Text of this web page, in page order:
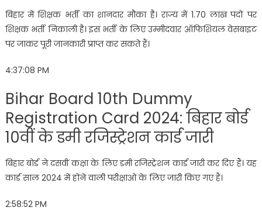
बिहार में शिक्षक भर्ती का शानदार मौका है। राज्य में 1.70 लाख पदों पर
शिक्षक भर्ती निकाली है। इस भर्ती के लिए उम्मीदवार ऑफिशियल वेसबाइट
पर जाकर पूरी जानकारी प्राप्त कर सकते हैं।
4:37:08 PM
Bihar Board 10th Dummy
Registration Card 2024: बिहार बोर्ड
10वीं के डमी रजिस्ट्रेशन कार्ड जारी
बिहार बोर्ड ने दसवीं कक्षा के लिए डमी रजिस्ट्रेशन कार्ड जारी कर दिए हैं। यह
कार्ड साल 2024 में होने वाली परीक्षाओं के लिए जारी किए गए हैं।
2:58:52 PM